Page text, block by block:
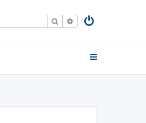
Szukaj Wyszukiwanie